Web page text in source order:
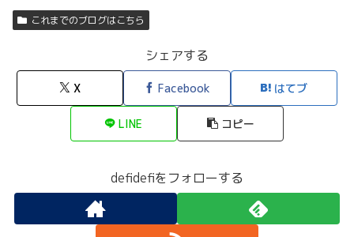
これまでのブログはこちら
シェアする
X Facebook はてブ
LINE コピー
defidefiをフォローする